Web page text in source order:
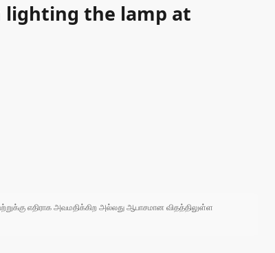
lighting the lamp at
எதிராக அவமதிக்கிற அல்லது ஆபாசமான விதத்திலுள்ள